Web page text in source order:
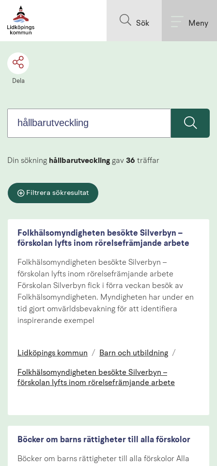
Sök Meny
Dela
Sökförslagen
presenteras
sökrutan
Din sökning hållbarutveckling gav 36 träffar
Filtrera sökresultat
Folkhälsomyndigheten besökte Silverbyn –
förskolan lyfts inom rörelsefrämjande arbete
Folkhälsomyndigheten besökte Silverbyn –
förskolan lyfts inom rörelsefrämjande arbete
Förskolan Silverbyn fick i förra veckan besök av
Folkhälsomyndigheten. Myndigheten har under en
tid gjort omvärldsbevakning för att identifiera
inspirerande exempel
Lidköpings kommun / Barn och utbildning /
Folkhälsomyndigheten besökte Silverbyn –
förskolan lyfts inom rörelsefrämjande arbete
Böcker om barns rättigheter till alla förskolor
Böcker om barns rättigheter till alla förskolor Alla